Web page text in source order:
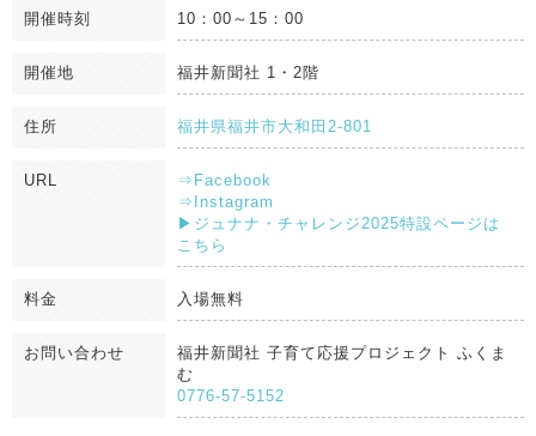
開催時刻 10：00～15：00
開催地 福井新聞社 1・2階
住所 福井県福井市大和田2-801
URL
⇒Facebook
⇒Instagram
▶ジュナナ・チャレンジ2025特設ページは
こちら
料金 入場無料
お問い合わせ
福井新聞社 子育て応援プロジェクト ふくま
む
0776-57-5152